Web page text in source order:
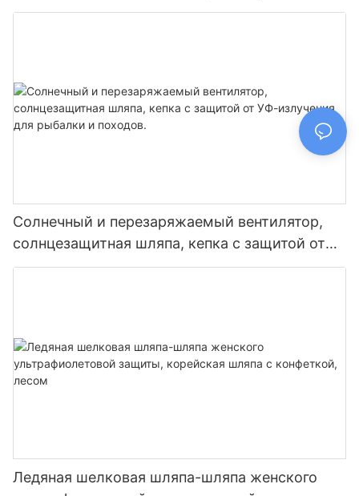
полями и регулируемой защитой от УФ-
Солнечный и перезаряжаемый вентилятор,
солнцезащитная шляпа, кепка с защитой от
УФ-излучения для рыбалки и походов.
Ледяная шелковая шляпа-шляпа женского